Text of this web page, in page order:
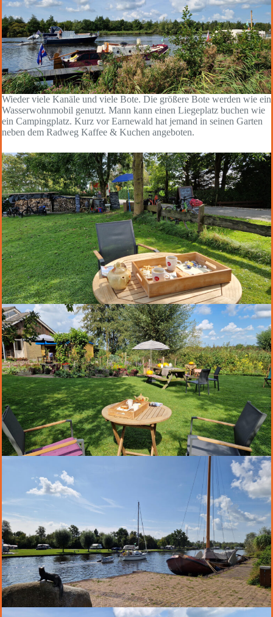
Wieder viele Kanäle und viele Bote. Die größere Bote werden wie ein
Wasserwohnmobil genutzt. Mann kann einen Liegeplatz buchen wie
ein Campingplatz. Kurz vor Earnewald hat jemand in seinen Garten
neben dem Radweg Kaffee & Kuchen angeboten.